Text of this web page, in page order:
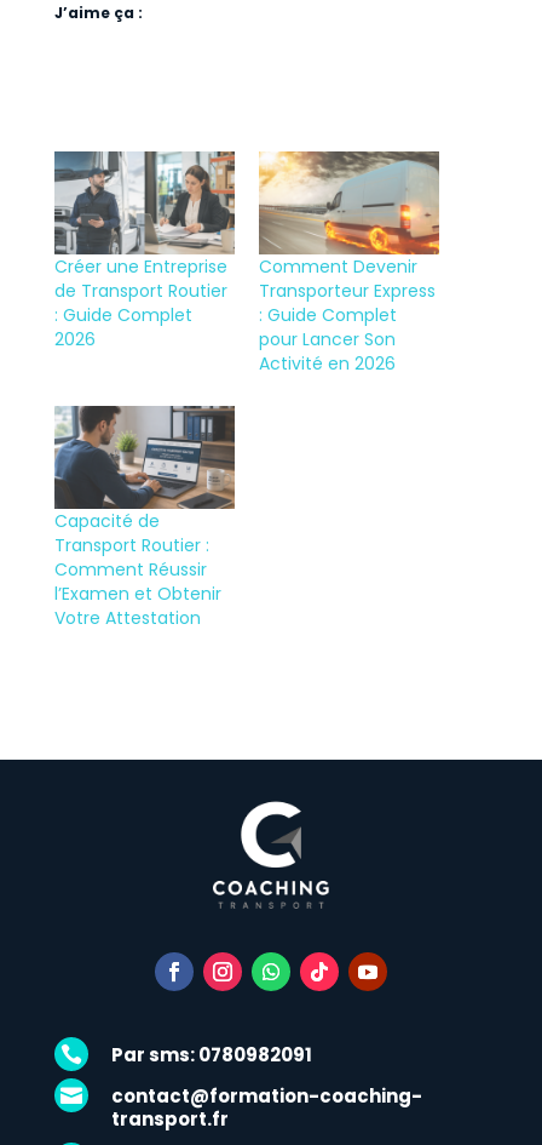
J’aime ça :
Créer une Entreprise
de Transport Routier
: Guide Complet
2026
Comment Devenir
Transporteur Express
: Guide Complet
pour Lancer Son
Activité en 2026
Capacité de
Transport Routier :
Comment Réussir
l’Examen et Obtenir
Votre Attestation
 Par sms: 0780982091

contact@formation-coaching-
transport.fr